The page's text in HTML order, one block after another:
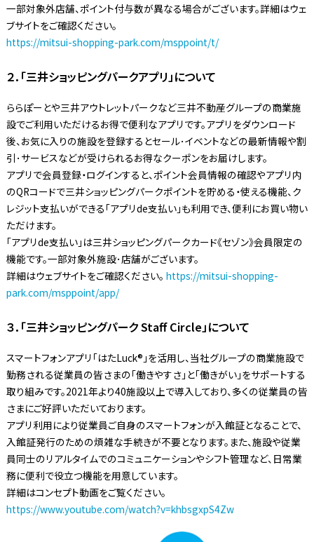
一部対象外店舗、ポイント付与数が異なる場合がございます。詳細はウェ
ブサイトをご確認ください。
https://mitsui-shopping-park.com/msppoint/t/
２．「三井ショッピングパークアプリ」について
ららぽーとや三井アウトレットパークなど三井不動産グループの商業施
設でご利用いただけるお得で便利なアプリです。アプリをダウンロード
後、お気に入りの施設を登録するとセール･イベントなどの最新情報や割
引･サービスなどが受けられるお得なクーポンをお届けします。
アプリで会員登録・ログインすると、ポイント会員情報の確認やアプリ内
のQRコードで三井ショッピングパークポイントを貯める・使える機能、ク
レジット支払いができる「アプリde支払い」も利用でき、便利にお買い物い
ただけます。
「アプリde支払い」は三井ショッピングパークカード《セゾン》会員限定の
機能です。一部対象外施設･店舗がございます。
詳細はウェブサイトをご確認ください。 https://mitsui-shopping-
park.com/msppoint/app/
３．「三井ショッピングパーク Staff Circle」について
スマートフォンアプリ「はたLuck®」を活用し、当社グループの商業施設で
勤務される従業員の皆さまの「働きやすさ」と「働きがい」をサポートする
取り組みです。2021年より40施設以上で導入しており、多くの従業員の皆
さまにご好評いただいております。
アプリ利用により従業員ご自身のスマートフォンが入館証となることで、
入館証発行のための煩雑な手続きが不要となります。また、施設や従業
員同士のリアルタイムでのコミュニケーションやシフト管理など、日常業
務に便利で役立つ機能を用意しています。
詳細はコンセプト動画をご覧ください。
https://www.youtube.com/watch?v=khbsgxpS4Zw